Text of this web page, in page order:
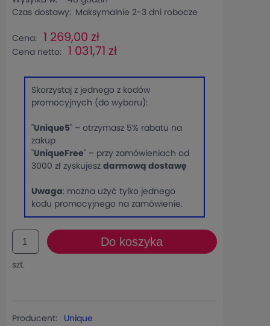
Czas dostawy: Maksymalnie 2-3 dni robocze
Cena: 1 269,00 zł
Cena netto: 1 031,71 zł
Skorzystaj z jednego z kodów
promocyjnych (do wyboru):
"Unique5" – otrzymasz 5% rabatu na
zakup
"UniqueFree" – przy zamówieniach od
3000 zł zyskujesz darmową dostawę
Uwaga: można użyć tylko jednego
kodu promocyjnego na zamówienie.
szt.
Do koszyka
Producent:
Unique